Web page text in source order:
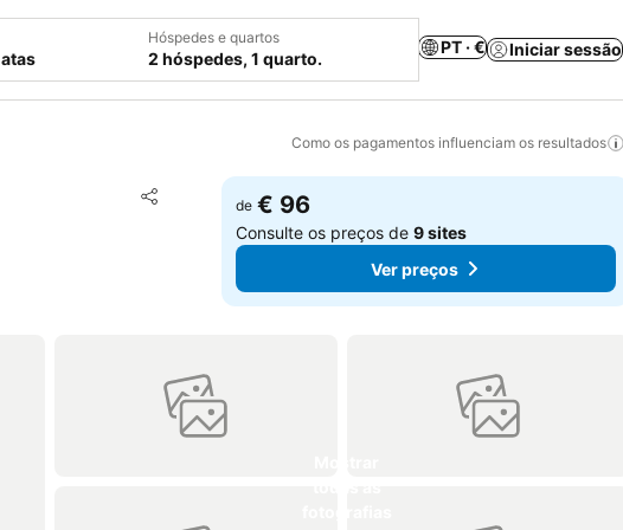
Hóspedes e quartos
2 hóspedes, 1 quarto.
PT · € Iniciar sessão
Como os pagamentos influenciam os resultados
Partilhar
Adicionar aos favoritos
de € 96
Consulte os preços de9 sites
Ver preços